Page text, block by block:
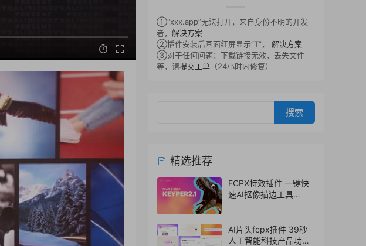
①“xxx.app”无法打开，来自身份不明的开发
者， 解决方案
②插件安装后画面红屏显示“T”， 解决方案
③对于任何问题：下载链接无效，丢失文件
等，请提交工单 （24小时内修复）
精选推荐
FCPX特效插件 一键快
速AI抠像描边工具
AI片头fcpx插件 39秒
人工智能科技产品功能